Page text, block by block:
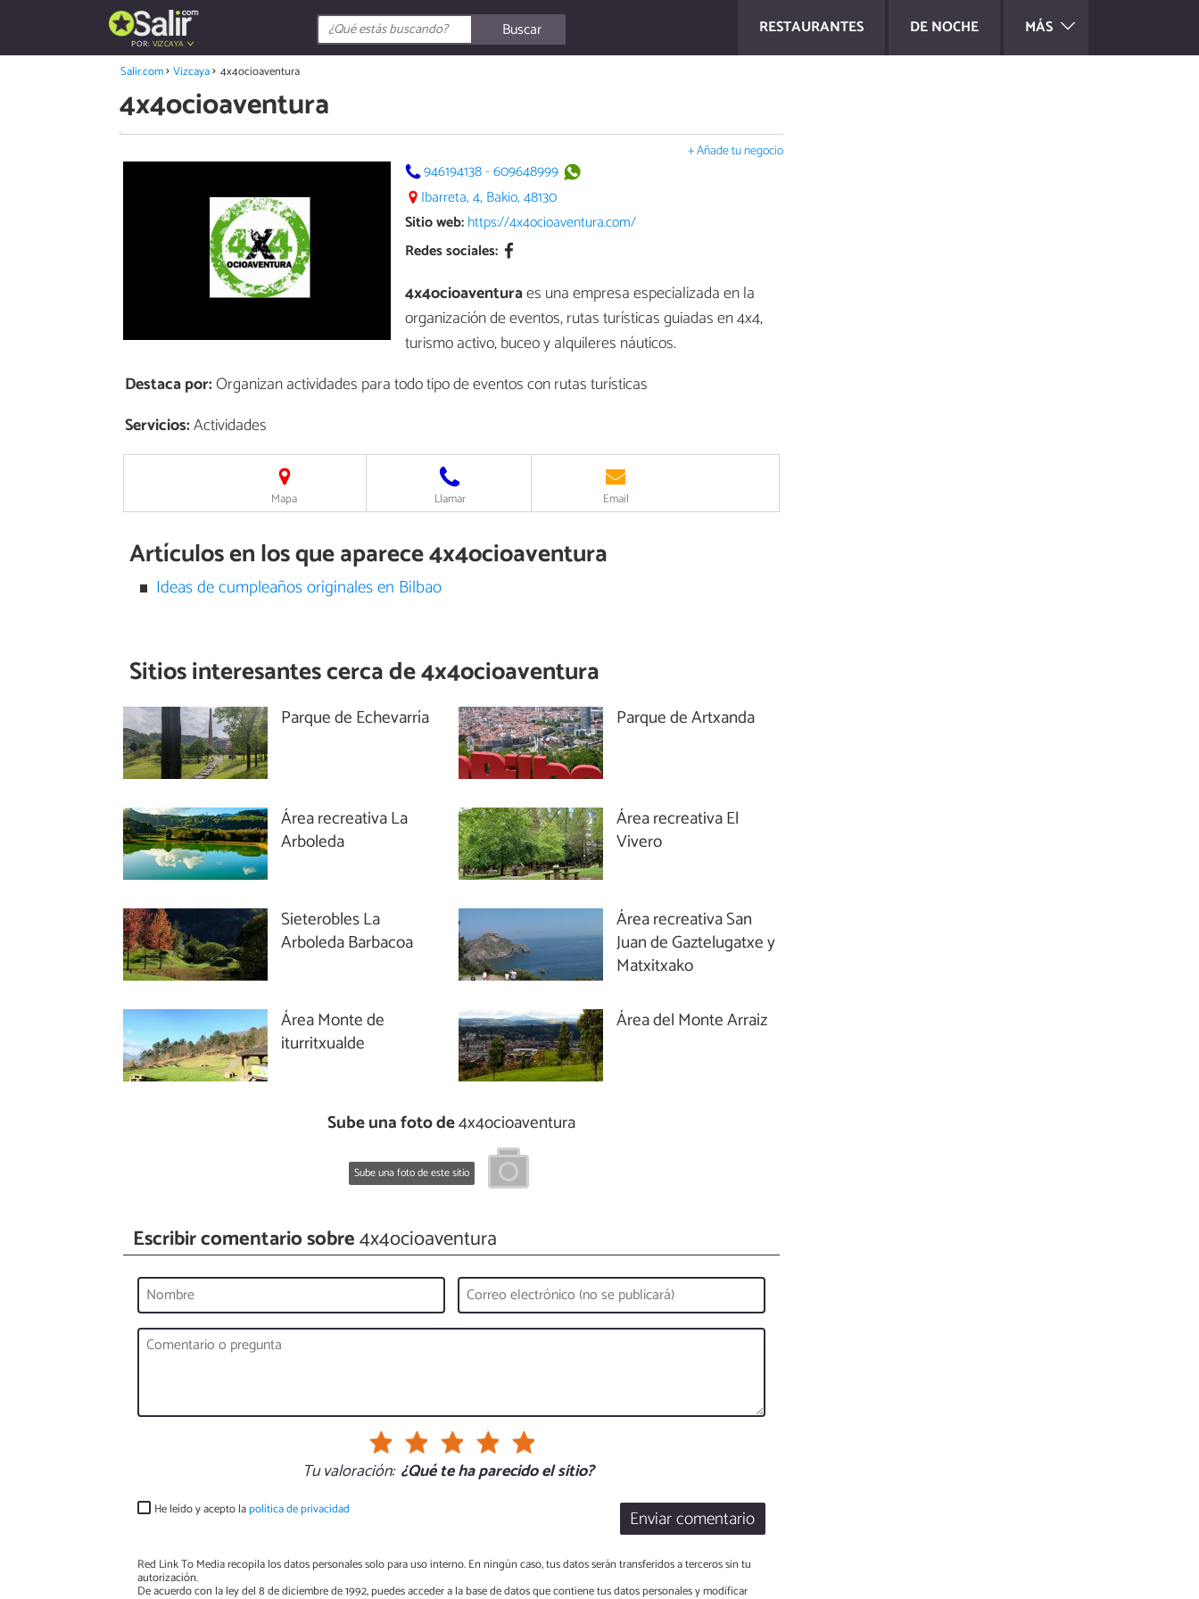
RESTAURANTES DE NOCHE MÁS
POR: VIZCAYA
Buscar
Salir.com Vizcaya 4x4ocioaventura
4x4ocioaventura
+ Añade tu negocio
946194138-609648999
Ibarreta, 4, Bakio, 48130
Sitio web:https://4x4ocioaventura.com/
Redes sociales:
4x4ocioaventuraes una empresa especializada en la
organización de eventos, rutas turísticas guiadas en 4x4,
turismo activo, buceo y alquileres náuticos.
Destaca por:Organizan actividades para todo tipo de eventos con rutas turísticas
Servicios:Actividades
Mapa Llamar Email
Artículos en los que aparece 4x4ocioaventura
Ideas de cumpleaños originales en Bilbao
Sitios interesantes cerca de4x4ocioaventura
Parque de Echevarría Parque de Artxanda
Área recreativa La
Arboleda
Área recreativa El
Vivero
Sieterobles La
Arboleda Barbacoa
Área recreativa San
Juan de Gaztelugatxe y
Matxitxako
Área Monte de
iturritxualde
Área del Monte Arraiz
Sube una foto de4x4ocioaventura
Sube una foto de este sitio
Escribir comentario sobre4x4ocioaventura
Tu valoración: ¿Qué te ha parecido el sitio?
Enviar comentario
He leído y acepto lapolítica de privacidad
Red Link To Media recopila los datos personales solo para uso interno. En ningún caso, tus datos serán transferidos a terceros sin tu
autorización.
De acuerdo con la ley del 8 de diciembre de 1992, puedes acceder a la base de datos que contiene tus datos personales y modificar